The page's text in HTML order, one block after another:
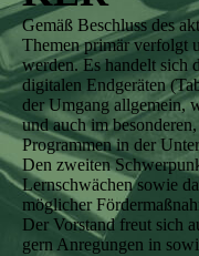
Gemäß Beschluss des
Themen primär verfolgt
werden. Es handelt sich
digitalen Endgeräten
der Umgang allgemein,
und auch im
Programmen in der
Den zweiten
Lernschwächen sowie
möglicher
Der Vorstand freut sich
gern Anregungen in